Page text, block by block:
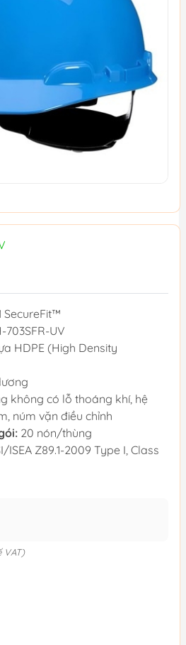
SecureFit™
703SFR-UV
HDPE (High Density
không có lỗ thoáng khí, hệ
núm vặn điều chỉnh
20 nón/thùng
ISEA Z89.1-2009 Type I, Class
VAT)